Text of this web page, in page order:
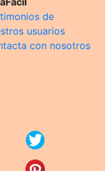
de
usuarios
con nosotros